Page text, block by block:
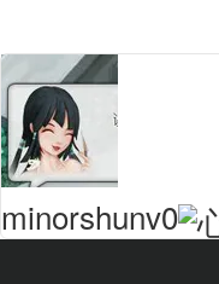
minorshunv0